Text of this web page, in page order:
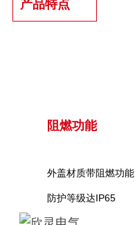
产品特点
阻燃功能
外盖材质带阻燃功能
防护等级达IP65